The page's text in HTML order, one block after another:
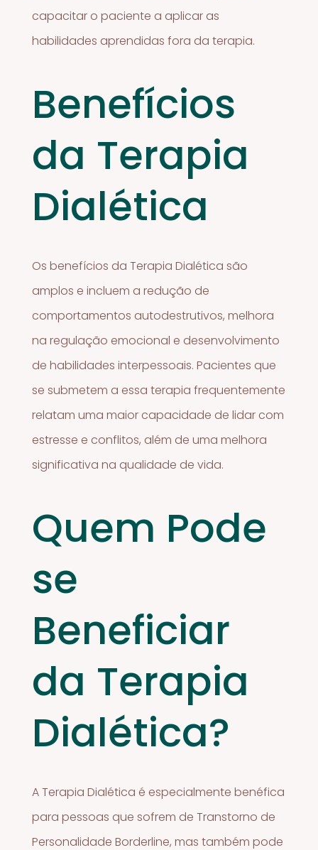
capacitar o paciente a aplicar as
habilidades aprendidas fora da terapia.
Benefícios
da Terapia
Dialética
Os benefícios da Terapia Dialética são
amplos e incluem a redução de
comportamentos autodestrutivos, melhora
na regulação emocional e desenvolvimento
de habilidades interpessoais. Pacientes que
se submetem a essa terapia frequentemente
relatam uma maior capacidade de lidar com
estresse e conflitos, além de uma melhora
significativa na qualidade de vida.
Quem Pode
se
Beneficiar
da Terapia
Dialética?
A Terapia Dialética é especialmente benéfica
para pessoas que sofrem de Transtorno de
Personalidade Borderline, mas também pode